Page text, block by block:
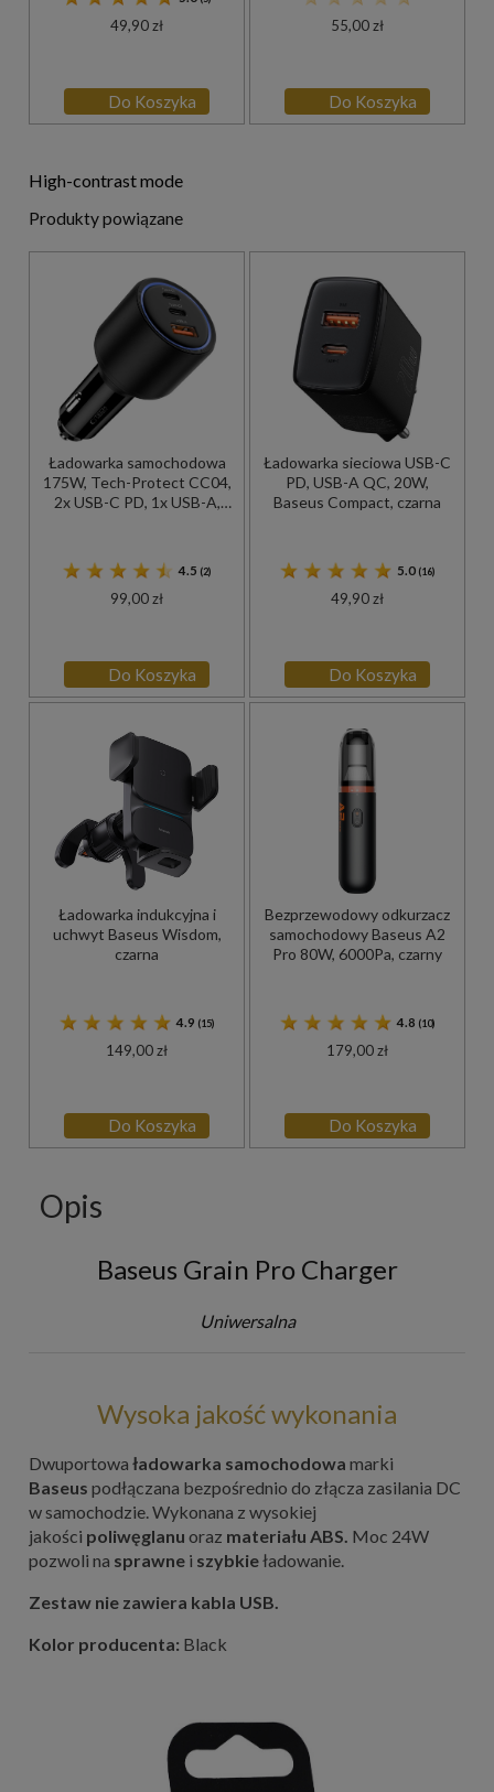
49,90 zł
Do Koszyka
55,00 zł
Do Koszyka
High-contrast mode
Produkty powiązane
Ładowarka samochodowa
175W, Tech-Protect CC04,
2x USB-C PD, 1x USB-A,
4.5 (2)
99,00 zł
Do Koszyka
Ładowarka sieciowa USB-C
PD, USB-A QC, 20W,
Baseus Compact, czarna
5.0 (16)
49,90 zł
Do Koszyka
Ładowarka indukcyjna i
uchwyt Baseus Wisdom,
czarna
4.9 (15)
149,00 zł
Do Koszyka
Bezprzewodowy odkurzacz
samochodowy Baseus A2
Pro 80W, 6000Pa, czarny
4.8 (10)
179,00 zł
Do Koszyka
Opis
Baseus Grain Pro Charger
Uniwersalna
Wysoka jakość wykonania
Dwuportowa ładowarka samochodowa marki
Baseus podłączana bezpośrednio do złącza zasilania DC
w samochodzie. Wykonana z wysokiej
jakości poliwęglanu oraz materiału ABS. Moc 24W
pozwoli na sprawne i szybkieładowanie.
Zestaw nie zawiera kabla USB.
Kolor producenta: Black